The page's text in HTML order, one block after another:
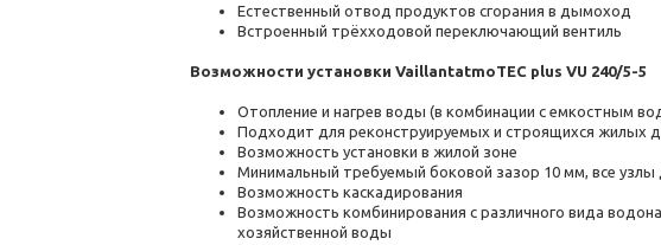
Естественный отвод продуктов сгорания в дымоход
Встроенный трёхходовой переключающий вентиль
Возможности установки VaillantatmoTEC plus VU 240/5-5
Отопление и нагрев воды (в комбинации с емкостным
Подходит для реконструируемых и строящихся жилых
Возможность установки в жилой зоне
Минимальный требуемый боковой зазор 10 мм, все узлы
Возможность каскадирования
Возможность комбинирования с различного вида
хозяйственной воды